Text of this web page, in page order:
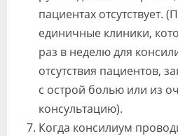
пациентах отсутствует.
единичные клиники,
раз в неделю для
отсутствия пациентов,
с острой болью или из
консультацию).
Когда консилиум